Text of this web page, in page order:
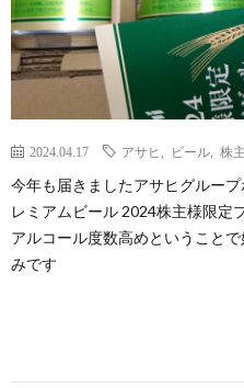
2024.04.17 アサヒ ビール 株
今年も届きましたアサヒグルー
レミアムビール 2024株主様限定
アルコール度数高めということ
みです